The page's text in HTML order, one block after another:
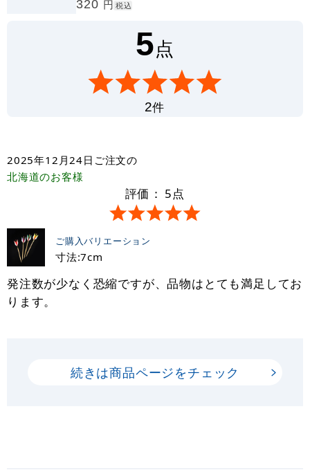
320 円 税込
5点
2件
2025年12月24日 ご注文の
北海道のお客様
評価： 5点
ご購入バリエーション
寸法:7cm
発注数が少なく恐縮ですが、品物はとても満足してお
ります。
続きは商品ページをチェック